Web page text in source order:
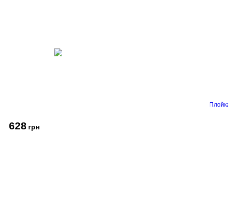
628 грн